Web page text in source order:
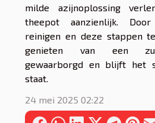
milde azijnoplossing
theepot aanzienlijk.
reinigen en deze stappen
genieten van een
gewaarborgd en blijft het
staat.
24 mei 2025 02:22